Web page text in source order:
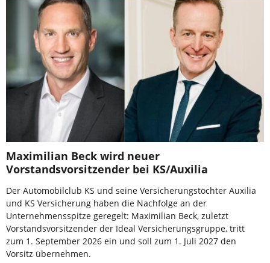
Maximilian Beck wird neuer
Vorstandsvorsitzender bei KS/Auxilia
Der Automobilclub KS und seine Versicherungstöchter Auxilia
und KS Versicherung haben die Nachfolge an der
Unternehmensspitze geregelt: Maximilian Beck, zuletzt
Vorstandsvorsitzender der Ideal Versicherungsgruppe, tritt
zum 1. September 2026 ein und soll zum 1. Juli 2027 den
Vorsitz übernehmen.